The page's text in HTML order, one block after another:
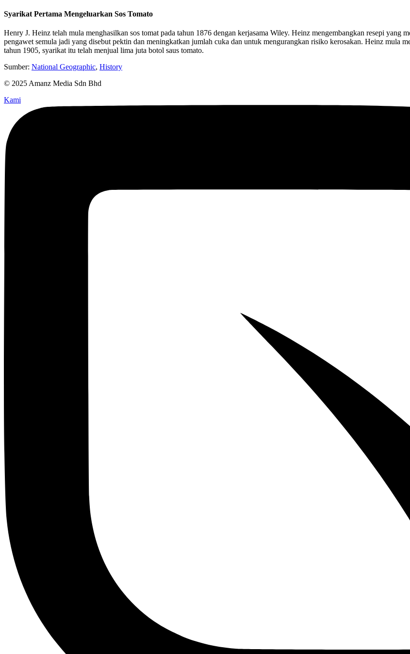
Syarikat Pertama Mengeluarkan Sos Tomato
Henry J. Heinz telah mula menghasilkan sos tomat pada tahun 1876 dengan kerjasama Wiley. Heinz mengembangkan resepi yang
pengawet semula jadi yang disebut pektin dan meningkatkan jumlah cuka dan untuk mengurangkan risiko kerosakan. Heinz mula
tahun 1905, syarikat itu telah menjual lima juta botol saus tomato.
Sumber: National Geographic, History
© 2025 Amanz Media Sdn Bhd
Kami